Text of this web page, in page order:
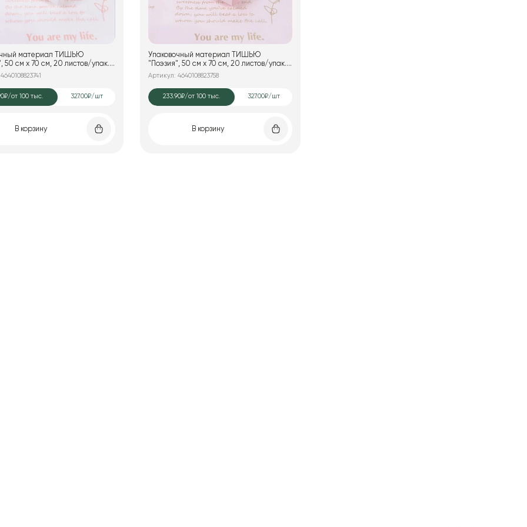
материал ТИШЬЮ
с белым
/от 100 тыс. 327.00₽/шт
В корзину
Упаковочный материал ТИШЬЮ
"Поэзия", 50 см х 70 см, 20 листов/упак.,
розовый с золотым
Артикул: 4640108823758
233.90₽/от 100 тыс. 327.00₽/шт
В корзину